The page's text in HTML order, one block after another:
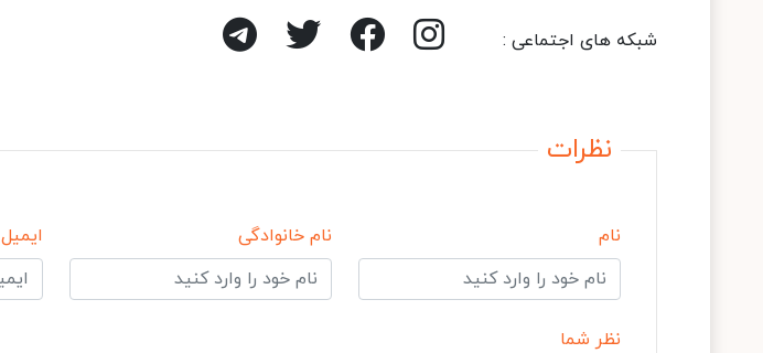
شبکه های اجتماعی :
نظرات
نام نام خانوادگی ایمیل
نظر شما